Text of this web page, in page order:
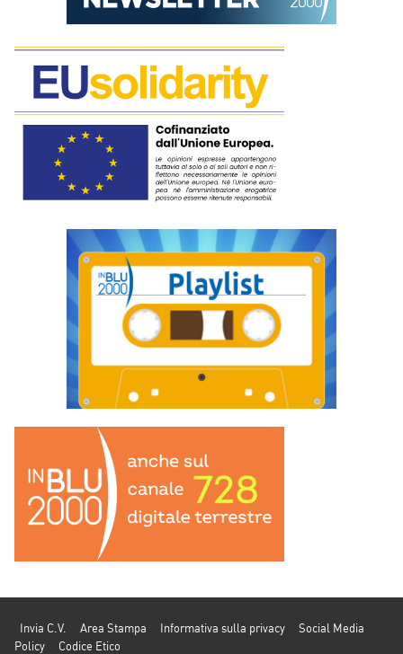
Invia C.V. Area Stampa Informativa sulla privacy
Social Media
Policy
Codice Etico